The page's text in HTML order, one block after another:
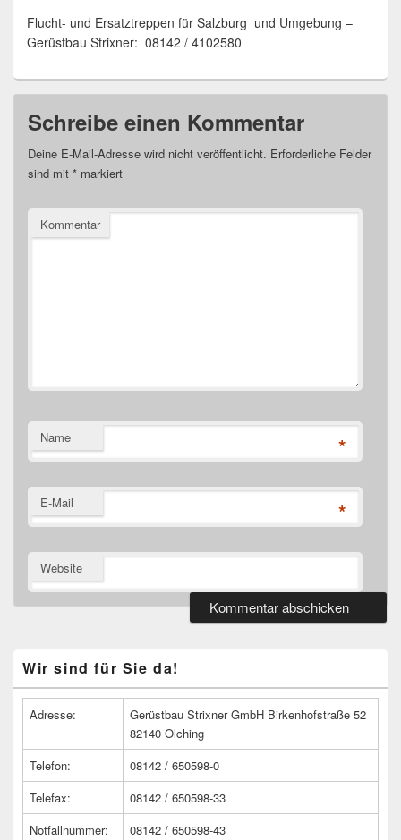
Flucht- und Ersatztreppen für Salzburg und Umgebung –
Gerüstbau Strixner: 08142 / 4102580
Schreibe einen Kommentar
Deine E-Mail-Adresse wird nicht veröffentlicht. Erforderliche Felder
sind mit * markiert
Kommentar
Name *
E-Mail *
Website
Seitenleisten
Widget-
Wir sind für Sie da!
Adresse:
Gerüstbau Strixner GmbH Birkenhofstraße 52
82140 Olching
Telefon:
08142 / 650598-0
Telefax:
08142 / 650598-33
Notfallnummer:
08142 / 650598-43